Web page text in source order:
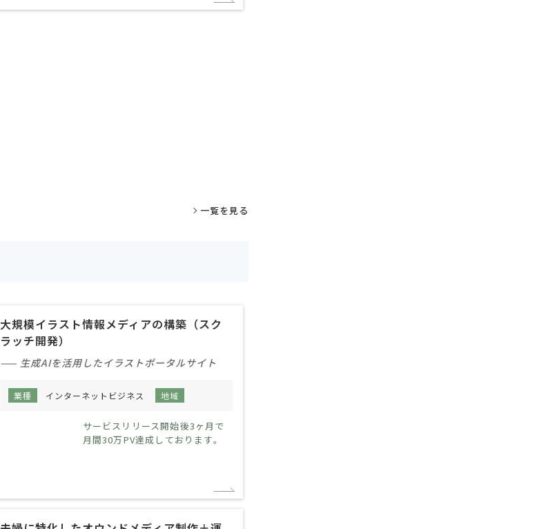
一覧を見る
大規模イラスト情報メディアの構築（スク
ラッチ開発）
—— 生成AIを活用したイラストポータルサイト
業種 インターネットビジネス 地域
サービスリリース開始後3ヶ月で
月間30万PV達成しております。